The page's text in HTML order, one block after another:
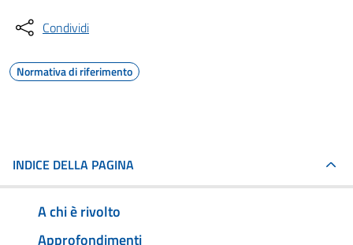
Condividi
Normativa di riferimento
INDICE DELLA PAGINA
A chi è rivolto
Approfondimenti